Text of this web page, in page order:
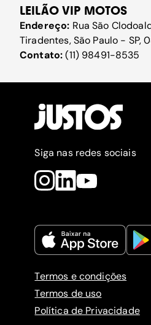
LEILÃO VIP MOTOS
Endereço: Rua São
Tiradentes, São Paulo - SP,
Contato:(11) 98491-8535
Siga nas redes sociais
Termos e condições
Termos de uso
Política de Privacidade